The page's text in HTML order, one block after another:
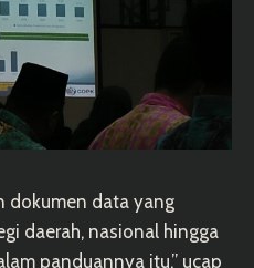
dokumen data yang
daerah, nasional hingga
panduannya itu,” ucap